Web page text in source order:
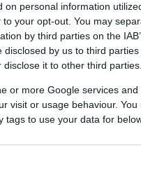
personal information
your opt-out. You may
by third parties on the
by us to third
it to other third parties.
or more Google services
visit or usage behaviour.
to use your data for